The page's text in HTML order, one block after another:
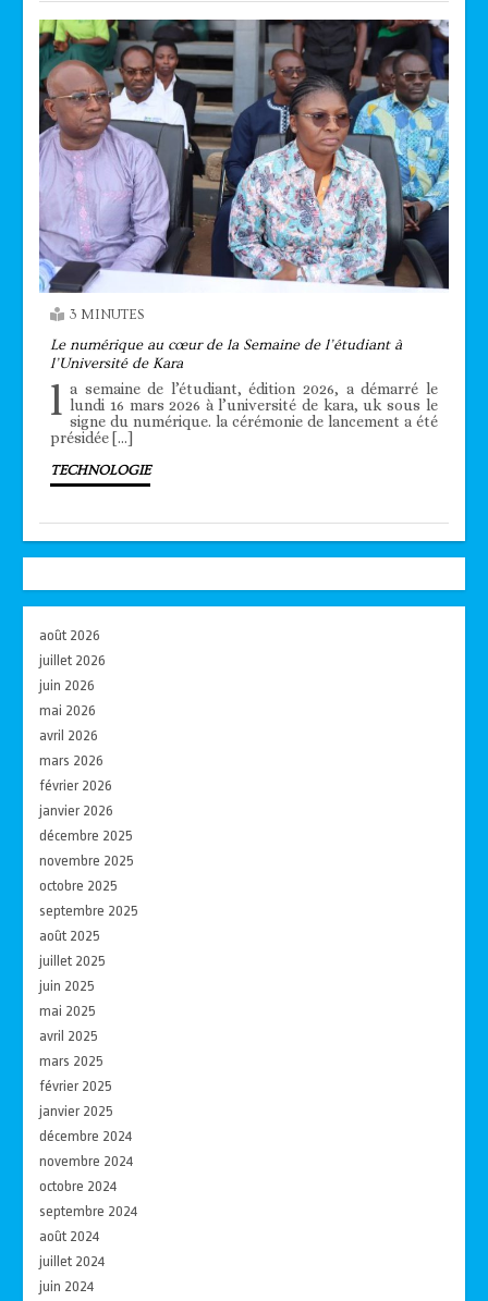
3 MINUTES
Le numérique au cœur de la Semaine de l’étudiant à
l’Université de Kara
l a semaine de l’étudiant, édition 2026, a démarré le
lundi 16 mars 2026 à l’université de kara, uk sous le
signe du numérique. la cérémonie de lancement a été
présidée […]
TECHNOLOGIE
août 2026
juillet 2026
juin 2026
mai 2026
avril 2026
mars 2026
février 2026
janvier 2026
décembre 2025
novembre 2025
octobre 2025
septembre 2025
août 2025
juillet 2025
juin 2025
mai 2025
avril 2025
mars 2025
février 2025
janvier 2025
décembre 2024
novembre 2024
octobre 2024
septembre 2024
août 2024
juillet 2024
juin 2024